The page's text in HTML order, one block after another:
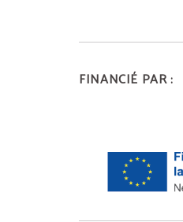
FINANCIÉ PAR :